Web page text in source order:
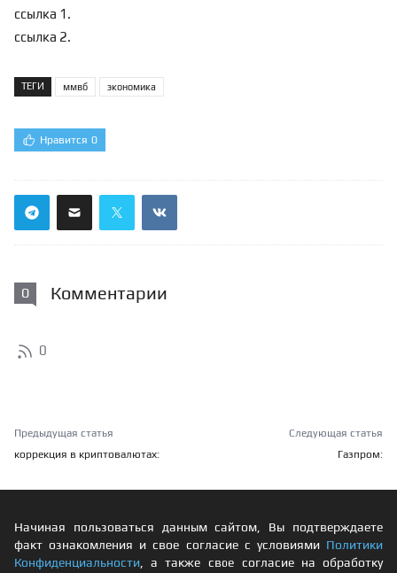
ссылка 1 .
ссылка 2.
ТЕГИ ммвб экономика
Нравится 0
0 Комментарии
0
Предыдущая статья
коррекция в криптовалютах:
Следующая статья
Газпром:
Начиная пользоваться данным сайтом, Вы подтверждаете
факт ознакомления и свое согласие с условиями Политики
Конфиденциальности , а также свое согласие на обработку